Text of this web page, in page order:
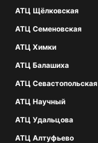
АТЦ Щёлковская
АТЦ Семеновская
АТЦ Химки
АТЦ Балашиха
АТЦ Севастопольская
АТЦ Научный
АТЦ Удальцова
АТЦ Алтуфьево